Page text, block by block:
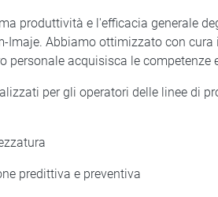
produttività e l'efficacia generale
Imaje. Abbiamo ottimizzato con
personale acquisisca le competenze
per gli operatori delle linee di
predittiva e preventiva